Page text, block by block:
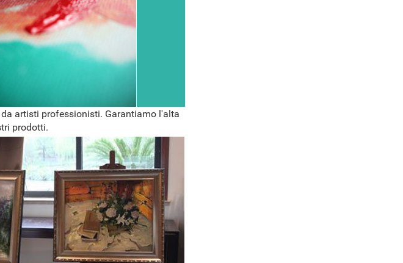
artisti professionisti. Garantiamo l'alta
prodotti.